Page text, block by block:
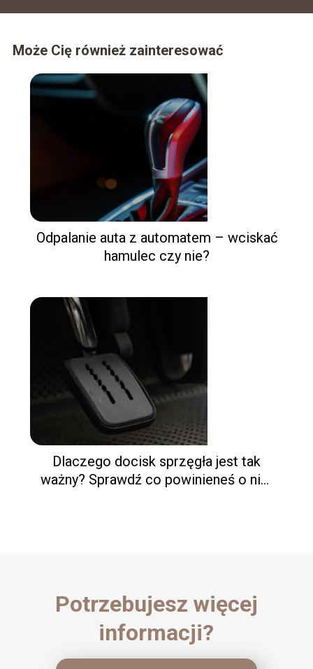
Może Cię również zainteresować
Odpalanie auta z automatem – wciskać
hamulec czy nie?
Dlaczego docisk sprzęgła jest tak
ważny? Sprawdź co powinieneś o nim
Potrzebujesz więcej
informacji?